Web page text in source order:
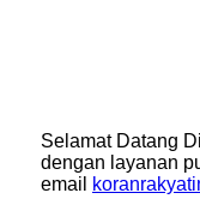
Selamat Datang
dengan layanan
email